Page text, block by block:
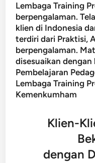
Lembaga Training
berpengalaman.
klien di Indonesia
terdiri dari Praktisi,
berpengalaman.
disesuaikan
Pembelajaran
Lembaga Training
Kemenkumham
Klien-
dengan